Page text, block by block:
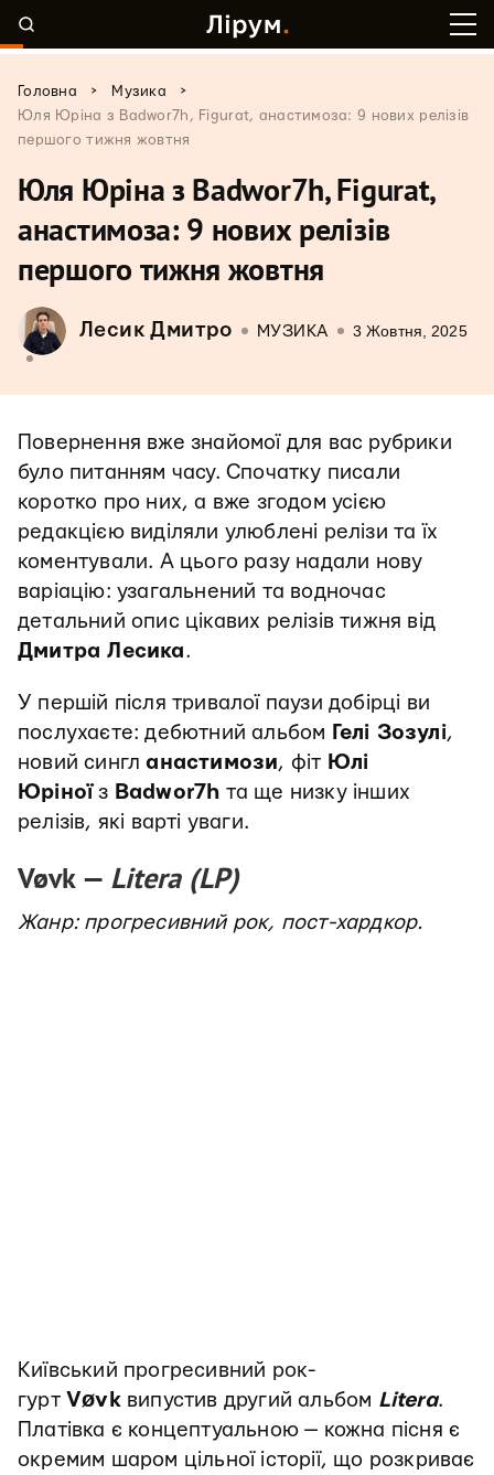
Головна > Музика
>
Юля Юріна з Badwor7h, Figurat, анастимоза: 9 нових релізів
першого тижня жовтня
Юля Юріна з Badwor7h, Figurat,
анастимоза: 9 нових релізів
першого тижня жовтня
Лесик Дмитро МУЗИКА 3 Жовтня, 2025
Повернення вже знайомої для вас рубрики
було питанням часу. Спочатку писали
коротко про них, а вже згодом усією
редакцією виділяли улюблені релізи та їх
коментували. А цього разу надали нову
варіацію: узагальнений та водночас
детальний опис цікавих релізів тижня від
Дмитра Лесика.
У першій після тривалої паузи добірці ви
послухаєте: дебютний альбом Гелі Зозулі,
новий сингланастимози, фіт Юлі
Юріноїз Badwor7h та ще низку інших
релізів, які варті уваги.
Vøvk — Litera (LP)
Жанр: прогресивний рок, пост-хардкор.
Київський прогресивний рок-
гурт Vøvkвипустив другий альбом Litera.
Платівка є концептуальною — кожна пісня є
окремим шаром цільної історії, що розкриває